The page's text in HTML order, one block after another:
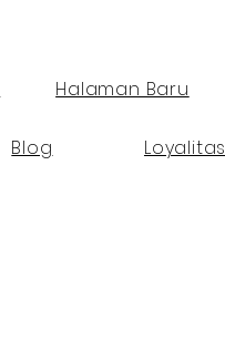
Halaman Baru
Blog Loyalitas